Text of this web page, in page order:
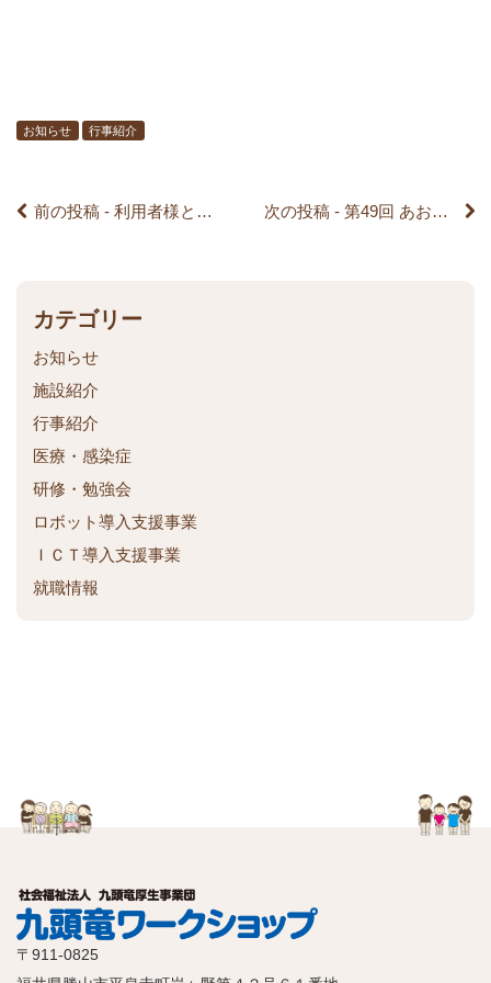
お知らせ 行事紹介
記
へ 前の投稿 - 利用者様と花の苗植えを行いました。～利用者様もお花も笑顔で満開になります様に～ 次の投稿 - 第49回 あおば祭りをおこないました。
カテゴリー
お知らせ
施設紹介
行事紹介
医療・感染症
研修・勉強会
ロボット導入支援事業
ＩＣＴ導入支援事業
就職情報
〒911-0825